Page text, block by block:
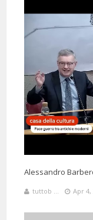
Alessandro
tuttob ... Apr 4,